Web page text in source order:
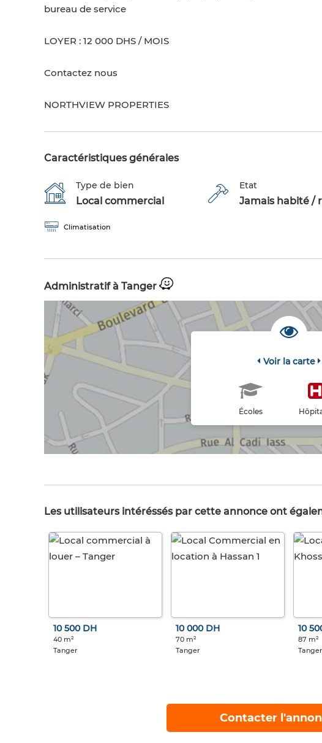
bureau de service
LOYER : 12 000 DHS / MOIS
Contactez nous
NORTHVIEW PROPERTIES
Caractéristiques générales
Type de bien
Local commercial
Etat
Jamais habité /
Climatisation
Administratif à Tanger
Voir la carte
Écoles
Les utilisateurs intéréssés par cette annonce ont
10 500 DH
40 m²
Tanger
10 000 DH
70 m²
Tanger
10
87 m²
Tanger
Contacter